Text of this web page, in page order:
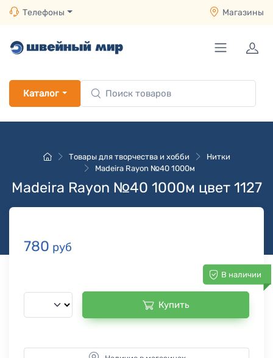
Телефоны Магазины
Каталог
Товары для творчества и хобби
Нитки
Madeira Rayon №40 1000м
Madeira Rayon №40 1000м цвет 1127
780 руб
В наличии
Купить